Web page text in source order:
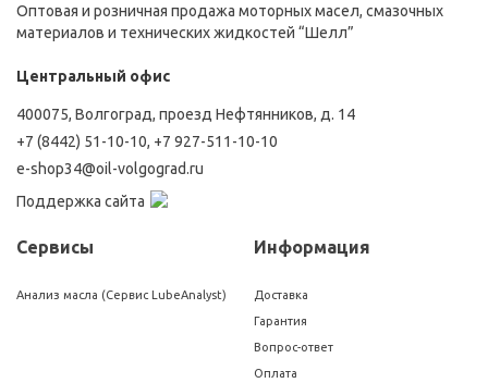
Оптовая и розничная продажа моторных масел, смазочных
материалов и технических жидкостей “Шелл”
Центральный офис
400075, Волгоград, проезд Нефтянников, д. 14
+7 (8442) 51-10-10, +7 927-511-10-10
e-shop34@oil-volgograd.ru
Поддержка сайта
Сервисы
Анализ масла (Сервис LubeAnalyst)
Информация
Доставка
Гарантия
Вопрос-ответ
Оплата